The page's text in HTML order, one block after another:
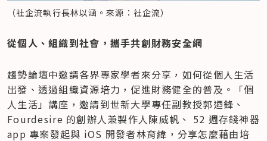
（社企流執行長林以涵。來源：社企流）
從個人、組織到社會，攜手共創財務安全網
趨勢論壇中邀請各界專家學者來分享，如何從個人生活
出發、透過組織資源培力，促進財務健全的普及。「個
人生活」講座，邀請到世新大學專任副教授郭迺鋒、
Fourdesire 的創辦人兼製作人陳威帆、 52 週存錢神器
app 專案發起與 iOS 開發者林育緯，分享怎麼藉由培